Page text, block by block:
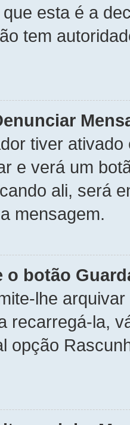
esta é a
tem
tiver
e verá um
ali, será
mensagem.
o botão
lhe
recarregá-la,
opção